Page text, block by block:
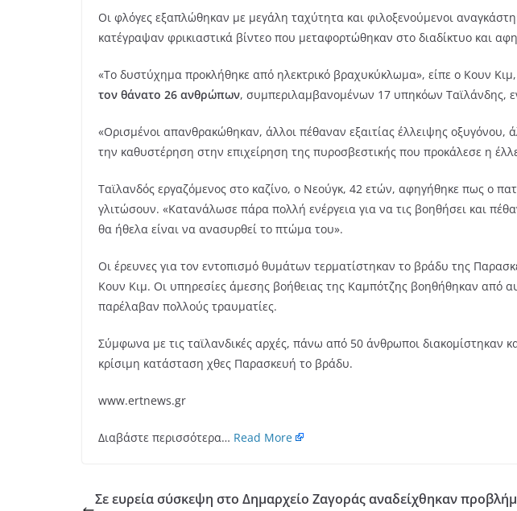
Οι φλόγες εξαπλώθηκαν με μεγάλη ταχύτητα και φιλοξενούμενοι
κατέγραψαν φρικιαστικά βίντεο που μεταφορτώθηκαν στο διαδίκτυο και
«Το δυστύχημα προκλήθηκε από ηλεκτρικό βραχυκύκλωμα», είπε ο Κουν
τον θάνατο 26 ανθρώπων, συμπεριλαμβανομένων 17 υπηκόων Ταϊλάνδης,
«Ορισμένοι απανθρακώθηκαν, άλλοι πέθαναν εξαιτίας έλλειψης
την καθυστέρηση στην επιχείρηση της πυροσβεστικής που προκάλεσε η
Ταϊλανδός εργαζόμενος στο καζίνο, ο Νεούγκ, 42 ετών, αφηγήθηκε πως ο
γλιτώσουν. «Κατανάλωσε πάρα πολλή ενέργεια για να τις βοηθήσει και
θα ήθελα είναι να ανασυρθεί το πτώμα του».
Οι έρευνες για τον εντοπισμό θυμάτων τερματίστηκαν το βράδυ της
Κουν Κιμ. Οι υπηρεσίες άμεσης βοήθειας της Καμπότζης βοηθήθηκαν
παρέλαβαν πολλούς τραυματίες.
Σύμφωνα με τις ταϊλανδικές αρχές, πάνω από 50 άνθρωποι διακομίστηκαν
κρίσιμη κατάσταση χθες Παρασκευή το βράδυ.
www.ertnews.gr
Διαβάστε περισσότερα… Read More
Σε ευρεία σύσκεψη στο Δημαρχείο Ζαγοράς αναδείχθηκαν